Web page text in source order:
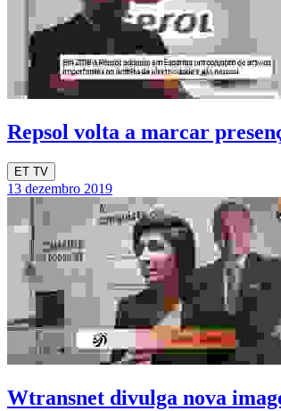
Repsol volta a marcar
ET TV
13 dezembro 2019
Wtransnet divulga nova